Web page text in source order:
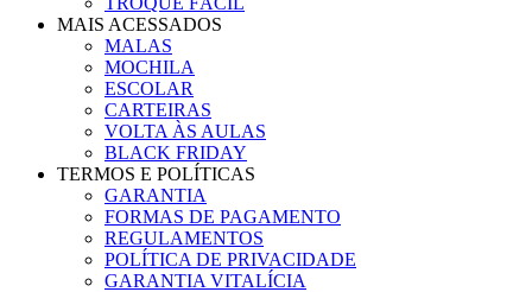
MAIS ACESSADOS
MALAS
MOCHILA
ESCOLAR
CARTEIRAS
VOLTA ÀS AULAS
BLACK FRIDAY
TERMOS E POLÍTICAS
GARANTIA
FORMAS DE PAGAMENTO
REGULAMENTOS
POLÍTICA DE PRIVACIDADE
GARANTIA VITALÍCIA